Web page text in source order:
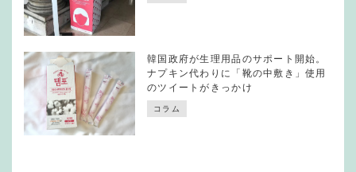
韓国政府が生理用品のサポート開始。
ナプキン代わりに「靴の中敷き」使用
のツイートがきっかけ
コラム